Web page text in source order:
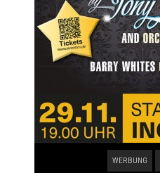
WERBUNG